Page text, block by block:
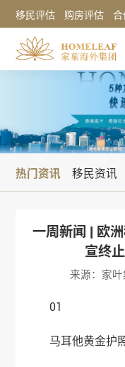
移民评估 购房评估 合
热门资讯 移民资讯
一周新闻 | 欧
宣终
来源：家叶
01
马耳他黄金护